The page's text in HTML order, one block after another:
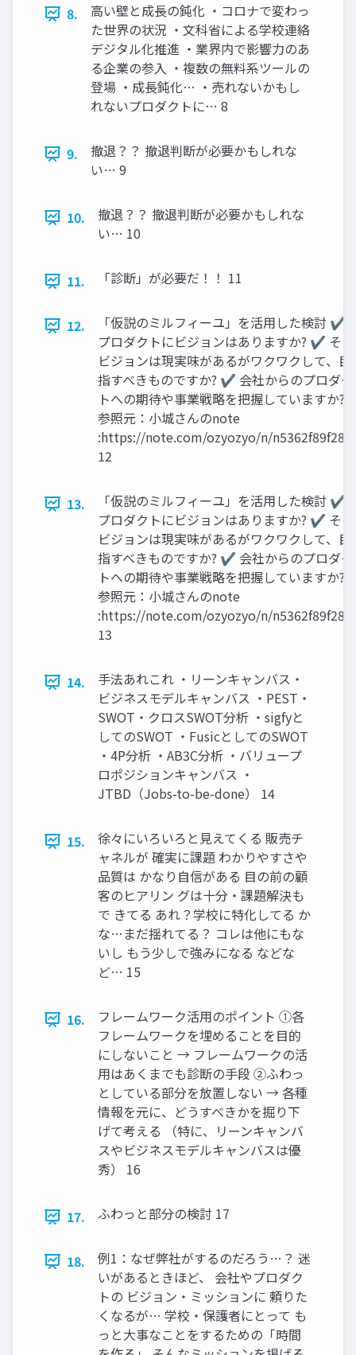
8.
高い壁と成長の鈍化 ・コロナで変わっ
た世界の状況 ・文科省による学校連絡
デジタル化推進 ・業界内で影響力のあ
る企業の参入 ・複数の無料系ツールの
登場 ・成長鈍化… ・売れないかもし
れないプロダクトに… 8
9.
撤退？？ 撤退判断が必要かもしれな
い… 9
10.
撤退？？ 撤退判断が必要かもしれな
い… 10
11. 「診断」が必要だ！！ 11
12.
「仮説のミルフィーユ」を活用した検討 ✔
プロダクトにビジョンはありますか? ✔ その
ビジョンは現実味があるがワクワクして、目
指すべきものですか? ✔ 会社からのプロダク
トへの期待や事業戦略を把握していますか?
参照元：小城さんのnote
:https://note.com/ozyozyo/n/
12
13.
「仮説のミルフィーユ」を活用した検討 ✔
プロダクトにビジョンはありますか? ✔ その
ビジョンは現実味があるがワクワクして、目
指すべきものですか? ✔ 会社からのプロダク
トへの期待や事業戦略を把握していますか?
参照元：小城さんのnote
:https://note.com/ozyozyo/n/
13
14.
手法あれこれ ・リーンキャンバス・
ビジネスモデルキャンバス ・PEST・
SWOT・クロスSWOT分析 ・sigfyと
してのSWOT ・FusicとしてのSWOT
・4P分析 ・AB3C分析 ・バリュープ
ロポジションキャンバス ・
JTBD（Jobs-to-be-done） 14
15.
徐々にいろいろと見えてくる 販売チ
ャネルが 確実に課題 わかりやすさや
品質は かなり自信がある 目の前の顧
客のヒアリン グは十分・課題解決も
で きてる あれ？学校に特化してる か
な…まだ揺れてる？ コレは他にもな
いし もう少しで強みになる などな
ど… 15
16.
フレームワーク活用のポイント ①各
フレームワークを埋めることを目的
にしないこと → フレームワークの活
用はあくまでも診断の手段 ②ふわっ
としている部分を放置しない → 各種
情報を元に、どうすべきかを掘り下
げて考える （特に、リーンキャンバ
スやビジネスモデルキャンバスは優
秀） 16
17. ふわっと部分の検討 17
18.
例1：なぜ弊社がするのだろう…？ 迷
いがあるときほど、 会社やプロダク
トの ビジョン・ミッションに 頼りた
くなるが… 学校・保護者にとって も
っと大事なことをするための「時間